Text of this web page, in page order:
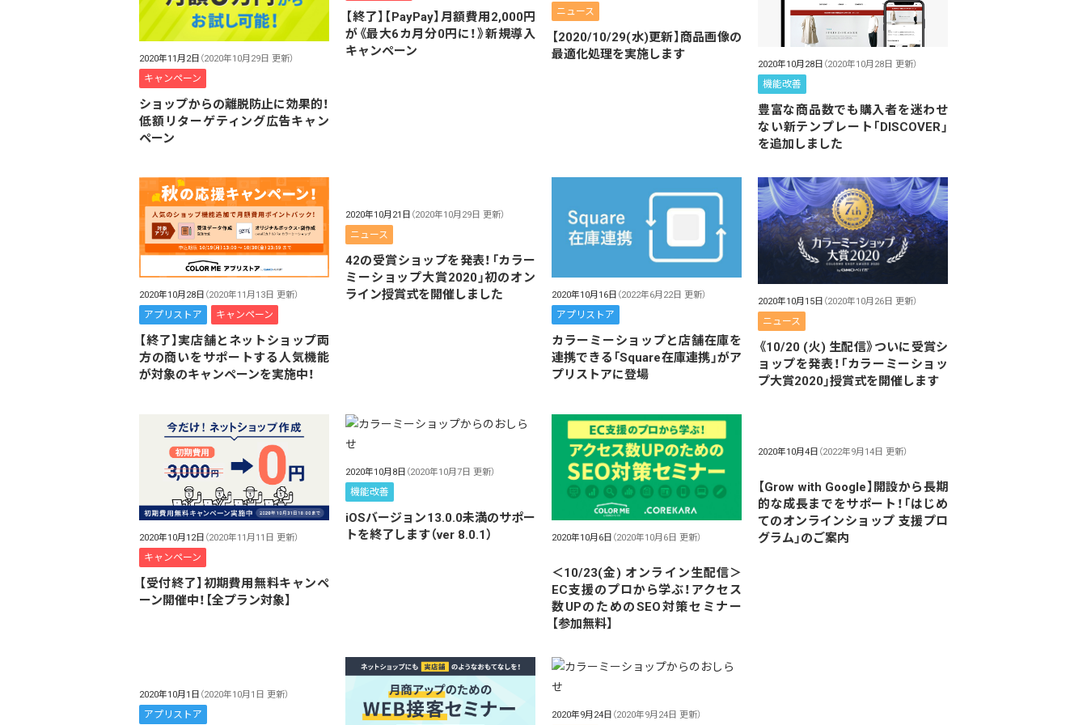
2020年11月2日 （2020年10月29日 更新）
キャンペーン
ショップからの離脱防止に効果的！
低額リターゲティング広告キャン
ペーン
【終了】【PayPay】月額費用2,000円
が《最大6カ月分0円に！》新規導入
キャンペーン
ニュース
【2020/10/29(水)更新】商品画像の
最適化処理を実施します
2020年10月28日 （2020年10月28日 更新）
機能改善
豊富な商品数でも購入者を迷わせ
ない新テンプレート「DISCOVER」
を追加しました
2020年10月28日 （2020年11月13日 更新）
アプリストア キャンペーン
【終了】実店舗とネットショップ両
方の商いをサポートする人気機能
が対象のキャンペーンを実施中！
2020年10月21日 （2020年10月29日 更新）
ニュース
42の受賞ショップを発表！「カラー
ミーショップ大賞2020」初のオン
ライン授賞式を開催しました
2020年10月16日 （2022年6月22日 更新）
アプリストア
カラーミーショップと店舗在庫を
連携できる「Square在庫連携」がア
プリストアに登場
2020年10月15日 （2020年10月26日 更新）
ニュース
《10/20 (火) 生配信》ついに受賞シ
ョップを発表！「カラーミーショッ
プ大賞2020」授賞式を開催します
2020年10月12日 （2020年11月11日 更新）
キャンペーン
【受付終了】初期費用無料キャンペ
ーン開催中！【全プラン対象】
2020年10月8日 （2020年10月7日 更新）
機能改善
iOSバージョン13.0.0未満のサポー
トを終了します（ver 8.0.1）
2020年10月6日 （2020年10月6日 更新）
＜10/23(金) オンライン生配信＞
EC支援のプロから学ぶ！アクセス
数UPのためのSEO対策セミナー
【参加無料】
2020年10月4日 （2022年9月14日 更新）
【Grow with Google】開設から長期
的な成長までをサポート！「はじめ
てのオンラインショップ 支援プロ
グラム」のご案内
2020年10月1日 （2020年10月1日 更新）
アプリストア 2020年9月24日 （2020年9月24日 更新）